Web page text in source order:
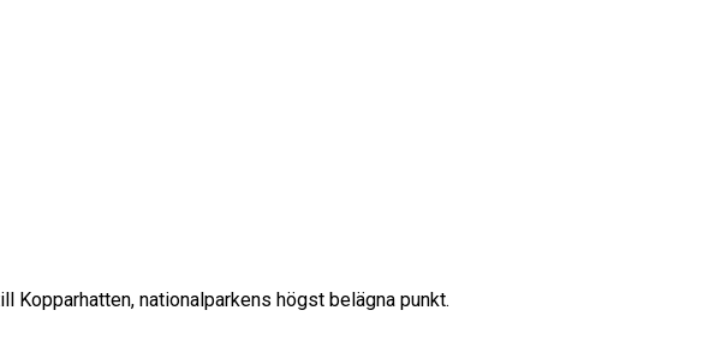
Kopparhatten, nationalparkens högst belägna punkt.